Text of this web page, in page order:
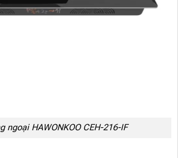
ngoại HAWONKOO CEH-216-IF